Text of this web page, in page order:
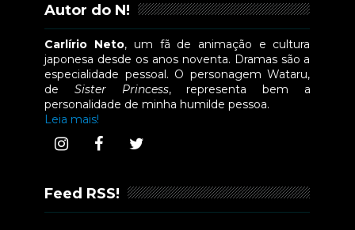
Autor do N!
Carlírio Neto, um fã de animação e cultura
japonesa desde os anos noventa. Dramas são a
especialidade pessoal. O personagem Wataru,
deSister Princess, representa bem a
personalidade de minha humilde pessoa.
Leia mais!
Feed RSS!